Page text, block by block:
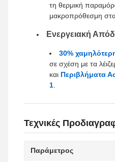
τη θερμική
μακροπρόθεσμη
Ενεργειακή
30%
σε σχέση με τα
και Περιβλήματα
1
Τεχνικές
Παράμετρος